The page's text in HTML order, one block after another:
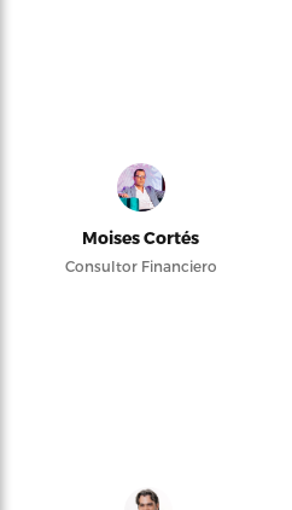
Moises Cortés
Consultor Financiero